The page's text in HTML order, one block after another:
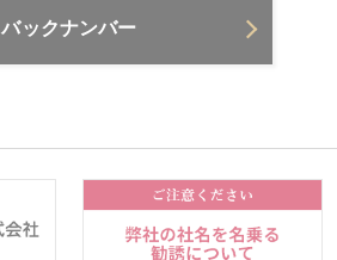
バックナンバー